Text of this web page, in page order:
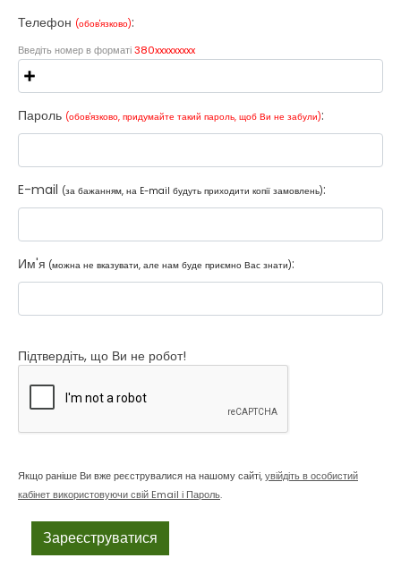
Телефон (обов'язково):
Введіть номер в форматі380xxxxxxxxx
Пароль (обов'язково, придумайте такий пароль, щоб Ви не забули):
E-mail (за бажанням, на E-mail будуть приходити копії замовлень):
Им'я (можна не вказувати, але нам буде приємно Вас знати):
Підтвердіть, що Ви не робот!
Якщо раніше Ви вже реєструвалися на нашому сайті,увійдіть в особистий
кабінет використовуючи свій Email і Пароль.